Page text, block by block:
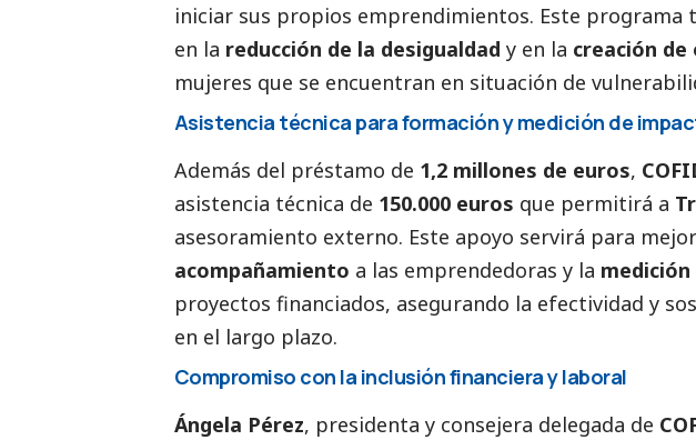
iniciar sus propios emprendimientos. Este programa
en la reducción de la desigualdad y en la creación
mujeres que se encuentran en situación de
Asistencia técnica para formación y medición de
Además del préstamo de 1,2 millones de euros,
asistencia técnica de 150.000 euros que permitirá a
asesoramiento externo. Este apoyo servirá para
acompañamiento a las emprendedoras y la
proyectos financiados, asegurando la efectividad y
en el largo plazo.
Compromiso con la inclusión financiera y laboral
Ángela Pérez, presidenta y consejera delegada de